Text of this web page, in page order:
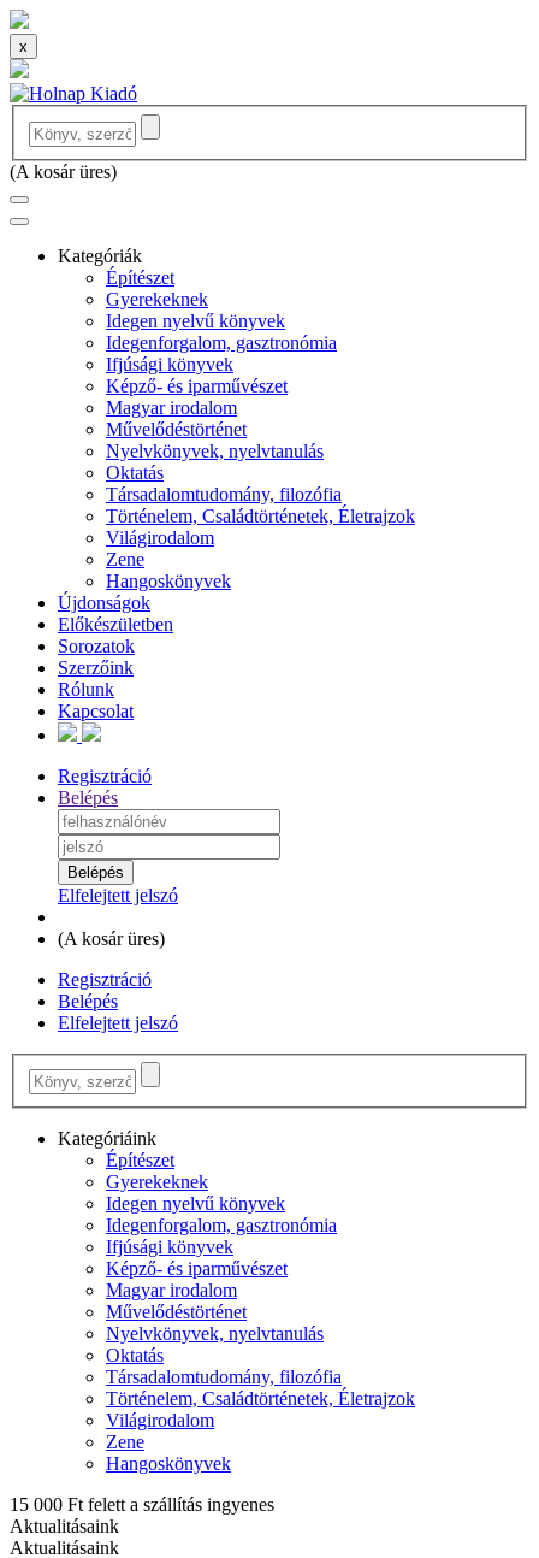
x
(A kosár üres)
Kategóriák
Építészet
Gyerekeknek
Idegen nyelvű könyvek
Idegenforgalom, gasztronómia
Ifjúsági könyvek
Képző- és iparművészet
Magyar irodalom
Művelődéstörténet
Nyelvkönyvek, nyelvtanulás
Oktatás
Társadalomtudomány, filozófia
Történelem, Családtörténetek, Életrajzok
Világirodalom
Zene
Hangoskönyvek
Újdonságok
Előkészületben
Sorozatok
Szerzőink
Rólunk
Kapcsolat
Regisztráció
Belépés
Elfelejtett jelszó
(A kosár üres)
Regisztráció
Belépés
Elfelejtett jelszó
Kategóriáink
Építészet
Gyerekeknek
Idegen nyelvű könyvek
Idegenforgalom, gasztronómia
Ifjúsági könyvek
Képző- és iparművészet
Magyar irodalom
Művelődéstörténet
Nyelvkönyvek, nyelvtanulás
Oktatás
Társadalomtudomány, filozófia
Történelem, Családtörténetek, Életrajzok
Világirodalom
Zene
Hangoskönyvek
15 000 Ft felett a szállítás ingyenes
Aktualitásaink
Aktualitásaink